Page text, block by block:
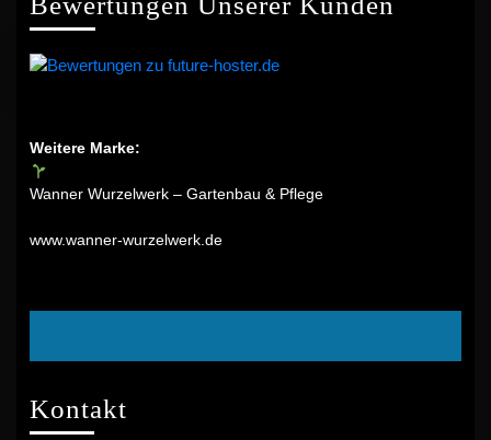
Weitere Marke:
Wanner Wurzelwerk – Gartenbau & Pflege
www.wanner-wurzelwerk.de
Kontakt